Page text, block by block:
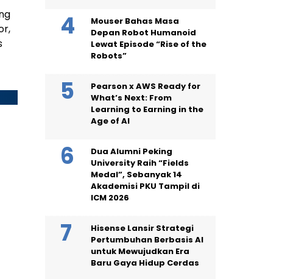
Mouser Bahas Masa
Depan Robot Humanoid
Lewat Episode “Rise of the
Robots”
Pearson x AWS Ready for
What’s Next: From
Learning to Earning in the
Age of AI
Dua Alumni Peking
University Raih “Fields
Medal”, Sebanyak 14
Akademisi PKU Tampil di
ICM 2026
Hisense Lansir Strategi
Pertumbuhan Berbasis AI
untuk Mewujudkan Era
Baru Gaya Hidup Cerdas